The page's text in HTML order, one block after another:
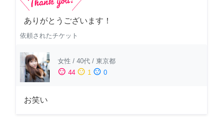
ありがとうございます！
依頼されたチケット
女性 / 40代 / 東京都
sentiment_satisfied 44 sentiment_neutral 1 sentiment_dissatisfied 0
お笑い